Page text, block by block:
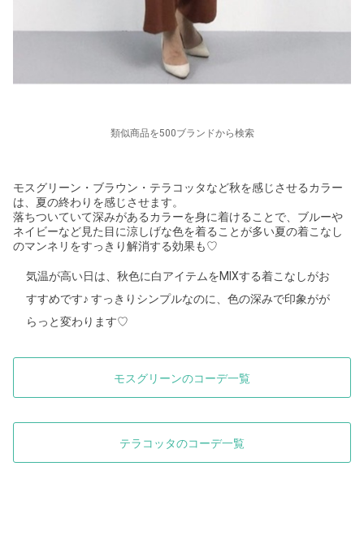
類似商品を500ブランドから検索
モスグリーン・ブラウン・テラコッタなど秋を感じさせるカラー
は、夏の終わりを感じさせます。
落ちついていて深みがあるカラーを身に着けることで、ブルーや
ネイビーなど見た目に涼しげな色を着ることが多い夏の着こなし
のマンネリをすっきり解消する効果も♡
気温が高い日は、秋色に白アイテムをMIXする着こなしがお
すすめです♪ すっきりシンプルなのに、色の深みで印象がが
らっと変わります♡
モスグリーンのコーデ一覧
テラコッタのコーデ一覧